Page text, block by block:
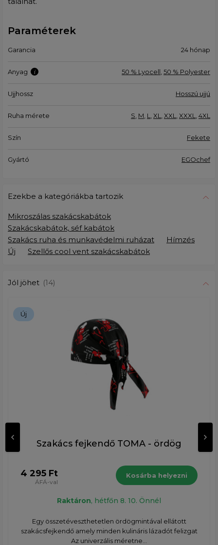
Paraméterek
Garancia 24 hónap
Anyag 50 % Lyocell 50 % Polyester
Ujjhossz Hosszú ujjú
Ruha mérete S M L XL XXL XXXL 4XL
Szín Fekete
Gyártó EGOchef
Ezekbe a kategóriákba tartozik
Mikroszálas szakácskabátok
Szakácskabátok, séf kabátok
Szakács ruha és munkavédelmi ruházat
Hímzés
Új
Szellős cool vent szakácskabátok
Jól jöhet (14)
Új
Szakács fejkendő TOMA - ördög
4 295 Ft
ÁFÁ-val
Kosárba helyezni
Raktáron, hétfőn 8. 10. Önnél
Egy összetéveszthetetlen ördögmintával ellátott
szakácsfejkendő amely minden kulináris lázadót felizgat
Az univerzális méretne...